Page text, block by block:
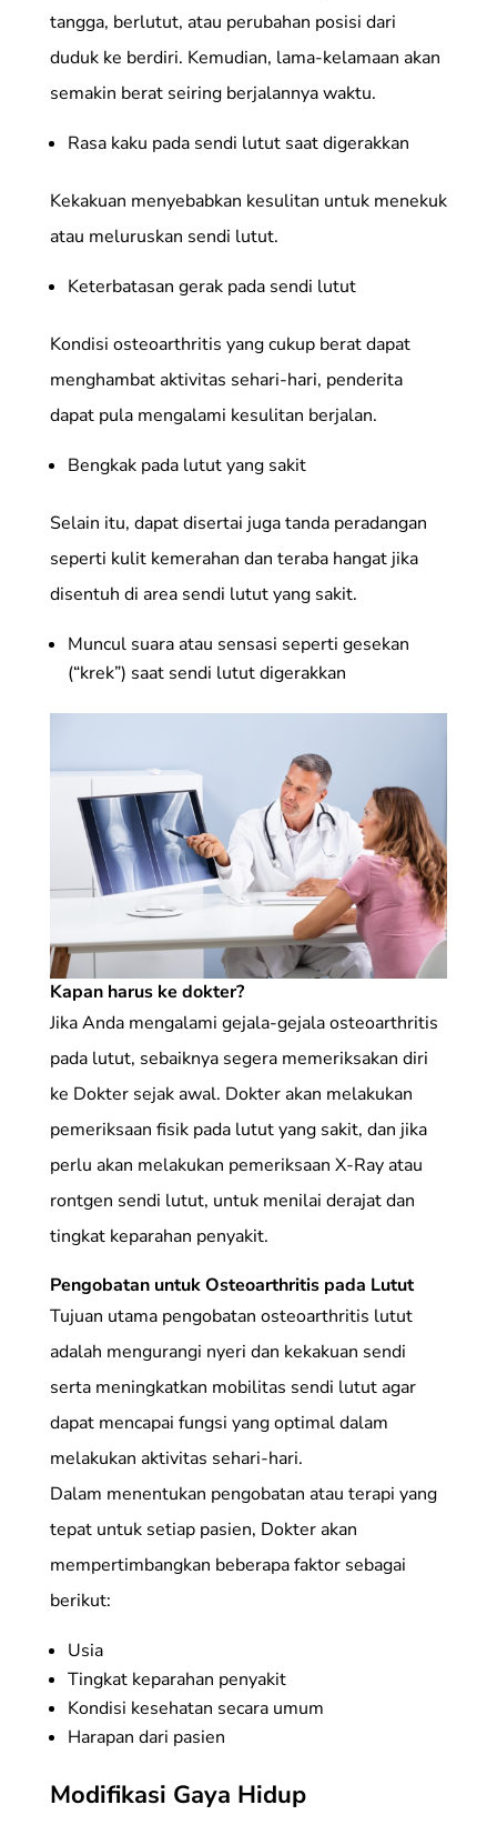
tangga, berlutut, atau perubahan posisi dari
duduk ke berdiri. Kemudian, lama-kelamaan akan
semakin berat seiring berjalannya waktu.
Rasa kaku pada sendi lutut saat digerakkan
Kekakuan menyebabkan kesulitan untuk menekuk
atau meluruskan sendi lutut.
Keterbatasan gerak pada sendi lutut
Kondisi osteoarthritis yang cukup berat dapat
menghambat aktivitas sehari-hari, penderita
dapat pula mengalami kesulitan berjalan.
Bengkak pada lutut yang sakit
Selain itu, dapat disertai juga tanda peradangan
seperti kulit kemerahan dan teraba hangat jika
disentuh di area sendi lutut yang sakit.
Muncul suara atau sensasi seperti gesekan
(“krek”) saat sendi lutut digerakkan
Kapan harus ke dokter?
Jika Anda mengalami gejala-gejala osteoarthritis
pada lutut, sebaiknya segera memeriksakan diri
ke Dokter sejak awal. Dokter akan melakukan
pemeriksaan fisik pada lutut yang sakit, dan jika
perlu akan melakukan pemeriksaan X-Ray atau
rontgen sendi lutut, untuk menilai derajat dan
tingkat keparahan penyakit.
Pengobatan untuk Osteoarthritis pada Lutut
Tujuan utama pengobatan osteoarthritis lutut
adalah mengurangi nyeri dan kekakuan sendi
serta meningkatkan mobilitas sendi lutut agar
dapat mencapai fungsi yang optimal dalam
melakukan aktivitas sehari-hari.
Dalam menentukan pengobatan atau terapi yang
tepat untuk setiap pasien, Dokter akan
mempertimbangkan beberapa faktor sebagai
berikut:
Usia
Tingkat keparahan penyakit
Kondisi kesehatan secara umum
Harapan dari pasien
Modifikasi Gaya Hidup